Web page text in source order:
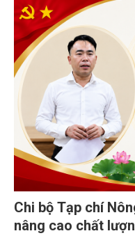
Chi bộ Tạp chí
nâng cao chất